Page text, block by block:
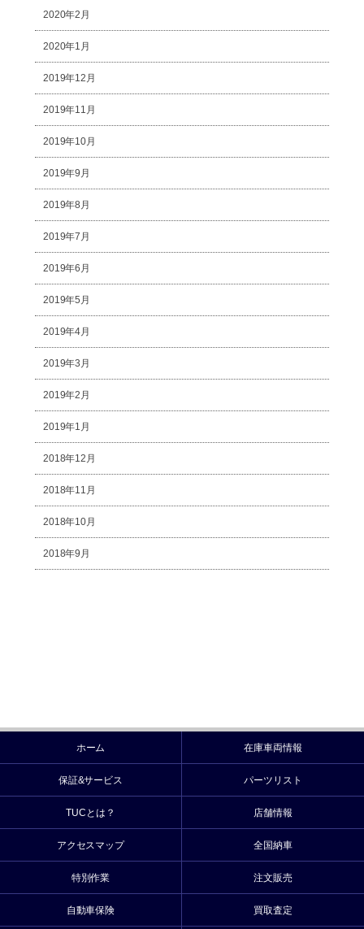
2020年2月
2020年1月
2019年12月
2019年11月
2019年10月
2019年9月
2019年8月
2019年7月
2019年6月
2019年5月
2019年4月
2019年3月
2019年2月
2019年1月
2018年12月
2018年11月
2018年10月
2018年9月
ホーム 在庫車両情報
保証&サービス パーツリスト
TUCとは？ 店舗情報
アクセスマップ 全国納車
特別作業 注文販売
自動車保険 買取査定